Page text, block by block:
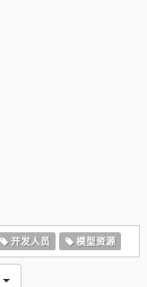
开发人员 模型资源